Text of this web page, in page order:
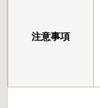
注意事項